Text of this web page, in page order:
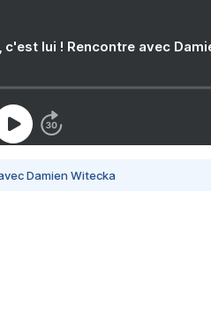
lui ! Rencontre avec
Damien Witecka